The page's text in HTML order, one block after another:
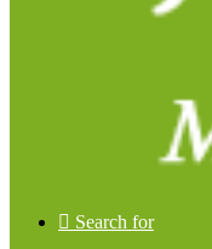
Search for